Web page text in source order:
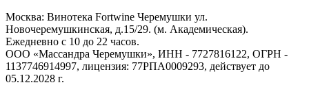
Москва: Винотека Fortwine Черемушки ул.
Новочеремушкинская, д.15/29. (м. Академическая).
Ежедневно с 10 до 22 часов.
ООО «Массандра Черемушки», ИНН - 7727816122, ОГРН -
1137746914997, лицензия: 77РПА0009293, действует до
05.12.2028 г.